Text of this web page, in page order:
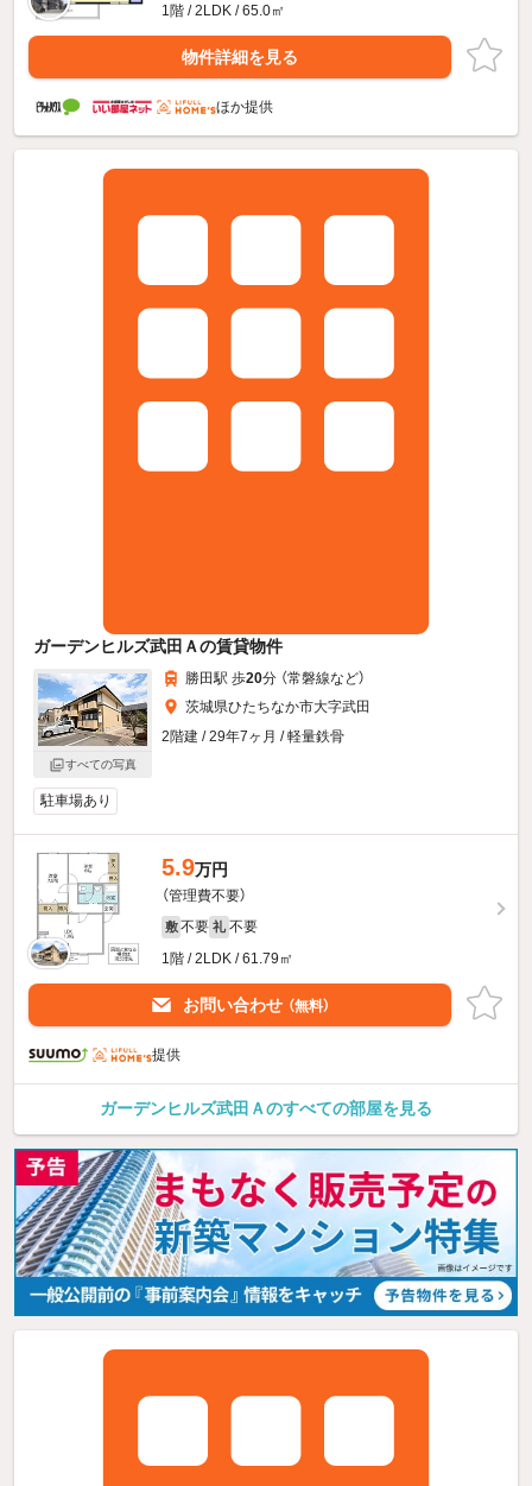
1階 / 2LDK / 65.0㎡
物件詳細を見る
ほか提供
ガーデンヒルズ武田Ａの賃貸物件
すべての写真
勝田駅 歩20分 （常磐線など）
茨城県ひたちなか市大字武田
2階建 / 29年7ヶ月 / 軽量鉄骨
駐車場あり
5.9万円
（管理費不要）
敷 不要 礼 不要
1階 / 2LDK / 61.79㎡
お問い合わせ （無料）
提供
ガーデンヒルズ武田Ａのすべての部屋を見る